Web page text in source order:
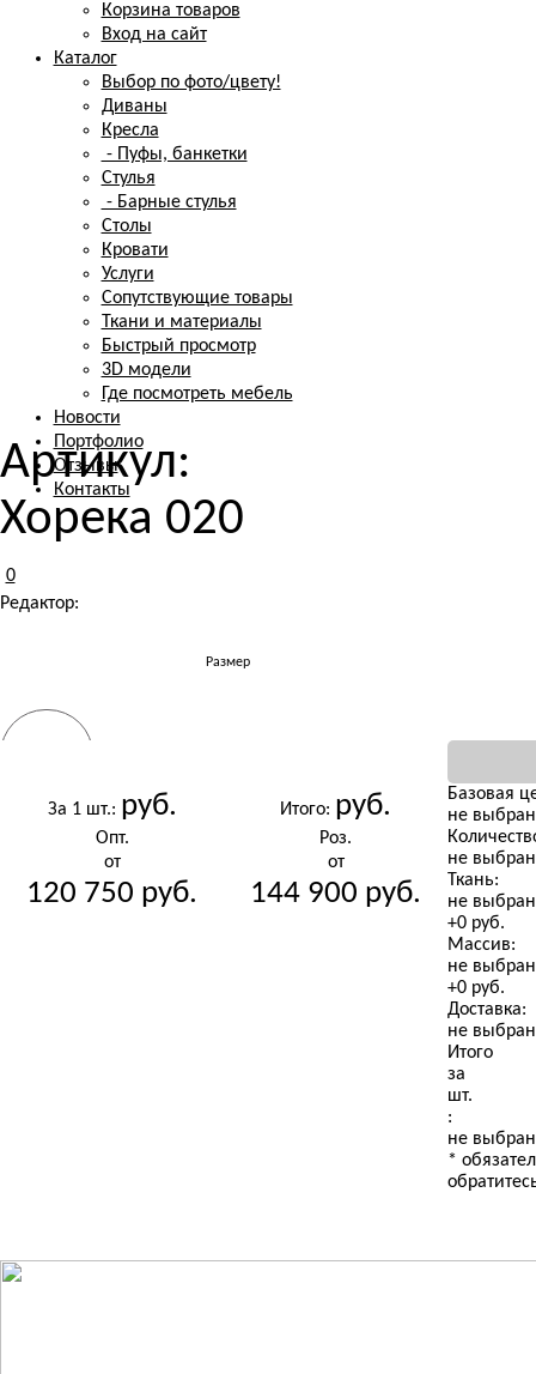
Корзина товаров
Вход на сайт
Каталог
Выбор по фото/цвету!
Диваны
Кресла
- Пуфы, банкетки
Стулья
- Барные стулья
Столы
Кровати
Услуги
Сопутствующие товары
Ткани и материалы
Быстрый просмотр
3D модели
Где посмотреть мебель
Новости
Портфолио
Отзывы
Контакты
0
Артикул:
Хорека 020
Редактор:
Размер
За 1 шт.: руб. Итого: руб.
Опт.
от
120 750 руб.
Роз.
от
144 900 руб.
Базовая
не
не
Ткань:
не
+0 руб.
Массив:
не
+0 руб.
Доставка:
не
Итого
за
шт.
:
не
*